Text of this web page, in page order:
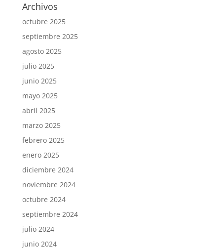
Archivos
octubre 2025
septiembre 2025
agosto 2025
julio 2025
junio 2025
mayo 2025
abril 2025
marzo 2025
febrero 2025
enero 2025
diciembre 2024
noviembre 2024
octubre 2024
septiembre 2024
julio 2024
junio 2024